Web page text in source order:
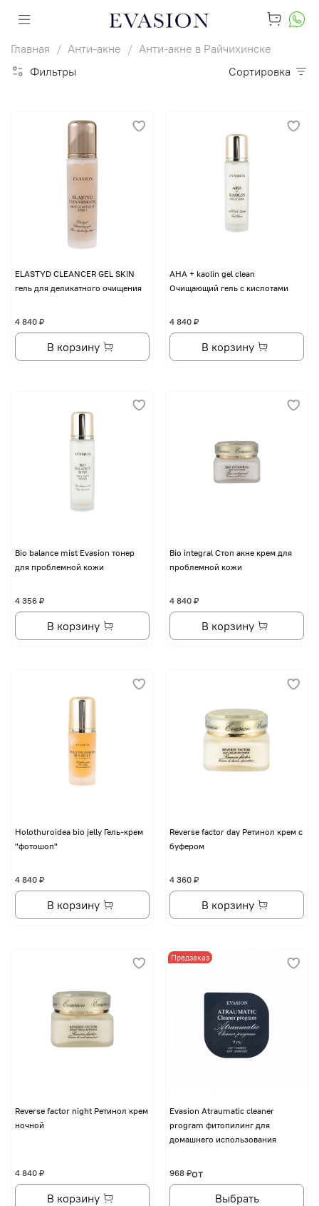
Главная Анти-акне
Анти-акне в Райчихинске
Фильтры
Сортировка
ELASTYD CLEANCER GEL SKIN
гель для деликатного очищения
4 840 ₽
В корзину
AHA + kaolin gel clean
Очищающий гель с кислотами
4 840 ₽
В корзину
Bio balance mist Evasion тонер
для проблемной кожи
4 356 ₽
В корзину
Bio integral Стоп акне крем для
проблемной кожи
4 840 ₽
В корзину
Holothuroidea bio jelly Гель-крем
"фотошоп"
4 840 ₽
В корзину
Reverse factor day Ретинол крем с
буфером
4 360 ₽
В корзину
Reverse factor night Ретинол крем
ночной
4 840 ₽
В корзину
Предзаказ
Evasion Atraumatic cleaner
program фитопилинг для
домашнего использования
от
968 ₽
Выбрать